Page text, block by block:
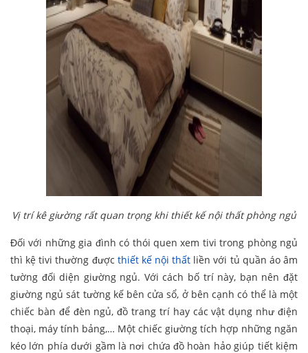
Vị trí kê giường rất quan trọng khi thiết kế nội thất phòng ngủ
Đối với những gia đình có thói quen xem tivi trong phòng ngủ
thì kệ tivi thường được thiết kế nội thất liền với tủ quần áo âm
tường đối diện giường ngủ. Với cách bố trí này, bạn nên đặt
giường ngủ sát tường kế bên cửa sổ, ở bên cạnh có thể là một
chiếc bàn để đèn ngủ, đồ trang trí hay các vật dụng như điện
thoại, máy tính bảng,… Một chiếc giường tích hợp những ngăn
kéo lớn phía dưới gầm là nơi chứa đồ hoàn hảo giúp tiết kiệm